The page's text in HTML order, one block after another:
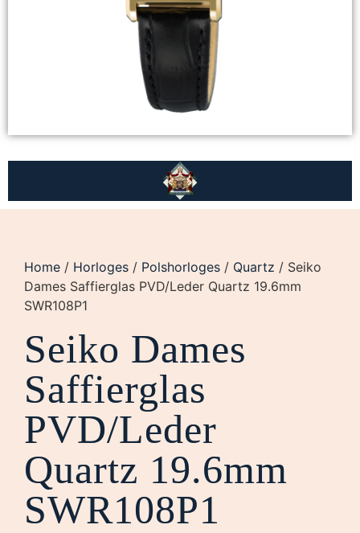
Home / Horloges / Polshorloges / Quartz / Seiko
Dames Saffierglas PVD/Leder Quartz 19.6mm
SWR108P1
Seiko Dames
Saffierglas
PVD/Leder
Quartz 19.6mm
SWR108P1